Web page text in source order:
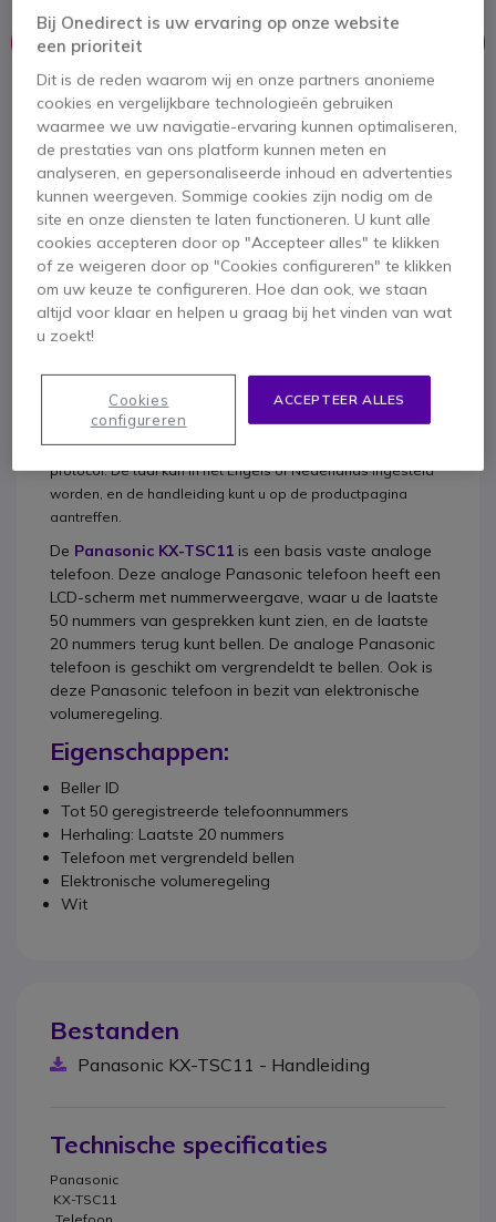
Dit product wordt niet meer geproduceerd.
Om u van dienst te zijn bieden wij vergelijkbare producten aan
Bekijk alternatieven
Productbeschrijving
Deze telefoon komt met Europese firmware (FSK
Protocol). Dit houdt in dat u geen nummerweergave heeft
indien uw telefoonprovider gebruiktmaakt van het DTMF
protocol. De taal kan in het Engels of Nederlands ingesteld
worden, en de handleiding kunt u op de productpagina
aantreffen.
De Panasonic KX-TSC11 is een basis vaste analoge
telefoon. Deze analoge Panasonic telefoon heeft een
LCD-scherm met nummerweergave, waar u de laatste
50 nummers van gesprekken kunt zien, en de laatste
20 nummers terug kunt bellen. De analoge Panasonic
telefoon is geschikt om vergrendeldt te bellen. Ook is
deze Panasonic telefoon in bezit van elektronische
volumeregeling.
Eigenschappen:
Beller ID
Tot 50 geregistreerde telefoonnummers
Herhaling: Laatste 20 nummers
Telefoon met vergrendeld bellen
Elektronische volumeregeling
Wit
Bestanden
Panasonic KX-TSC11 - Handleiding
Technische specificaties
Panasonic
KX-TSC11
Bij Onedirect is uw ervaring op onze website
een prioriteit
Dit is de reden waarom wij en onze partners anonieme
cookies en vergelijkbare technologieën gebruiken
waarmee we uw navigatie-ervaring kunnen optimaliseren,
de prestaties van ons platform kunnen meten en
analyseren, en gepersonaliseerde inhoud en advertenties
kunnen weergeven. Sommige cookies zijn nodig om de
site en onze diensten te laten functioneren. U kunt alle
cookies accepteren door op "Accepteer alles" te klikken
of ze weigeren door op "Cookies configureren" te klikken
om uw keuze te configureren. Hoe dan ook, we staan
altijd voor klaar en helpen u graag bij het vinden van wat
u zoekt!
ACCEPTEER ALLES
Cookies
configureren